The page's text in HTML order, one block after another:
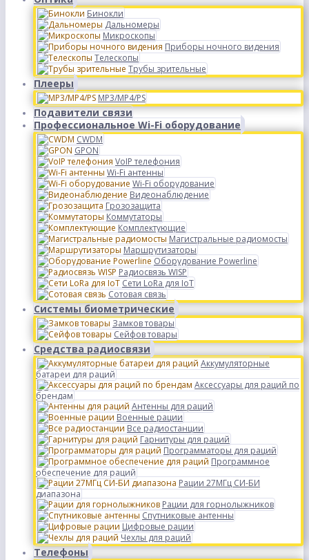
Бинокли
Дальномеры
Микроскопы
Приборы ночного видения
Телескопы
Трубы зрительные
Плееры
MP3/MP4/PS
Подавители связи
Профессиональное Wi-Fi оборудование
CWDM
GPON
VoIP телефония
Wi-Fi антенны
Wi-Fi оборудование
Видеонаблюдение
Грозозащита
Коммутаторы
Комплектующие
Магистральные радиомосты
Маршрутизаторы
Оборудование Powerline
Радиосвязь WISP
Сети LoRa для IoT
Сотовая связь
Системы биометрические
Замков товары
Сейфов товары
Средства радиосвязи
Аккумуляторные
батареи для раций
Аксессуары для раций по
брендам
Антенны для раций
Военные рации
Все радиостанции
Гарнитуры для раций
Программаторы для раций
Программное
обеспечение для раций
Рации 27МГц СИ-БИ
диапазона
Рации для горнолыжников
Спутниковые антенны
Цифровые рации
Чехлы для раций
Телефоны